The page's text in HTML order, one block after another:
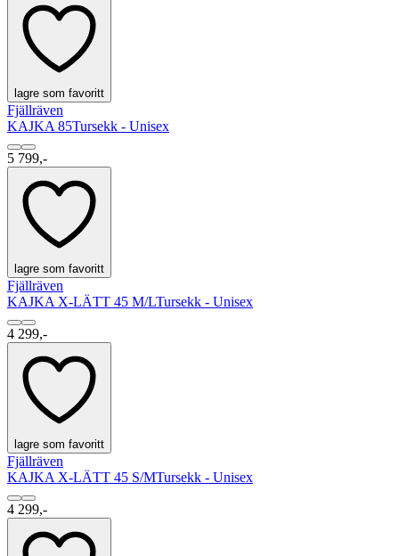
lagre som favoritt
Fjällräven
KAJKA 85Tursekk - Unisex
5 799,-
lagre som favoritt
Fjällräven
KAJKA X-LÄTT 45 M/LTursekk - Unisex
4 299,-
lagre som favoritt
Fjällräven
KAJKA X-LÄTT 45 S/MTursekk - Unisex
4 299,-